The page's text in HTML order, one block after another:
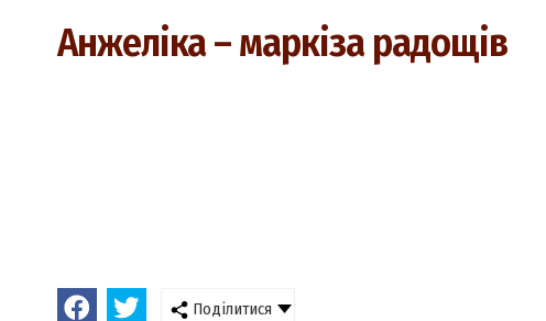
Анжеліка – маркіза радощів
Поділитися